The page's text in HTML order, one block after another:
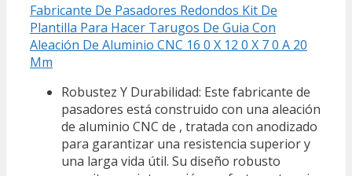
Fabricante De Pasadores Redondos Kit De
Plantilla Para Hacer Tarugos De Guia Con
Aleación De Aluminio CNC 16 0 X 12 0 X 7 0 A 20
Mm
Robustez Y Durabilidad: Este fabricante de
pasadores está construido con una aleación
de aluminio CNC de , tratada con anodizado
para garantizar una resistencia superior y
una larga vida útil. Su diseño robusto